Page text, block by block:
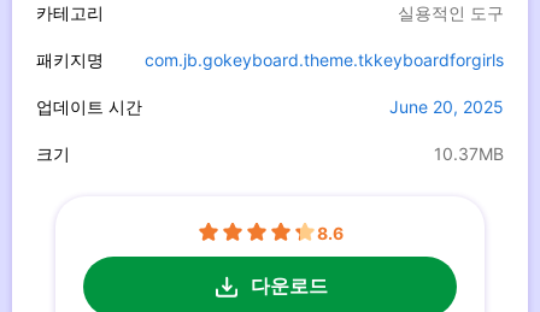
카테고리 실용적인 도구
패키지명 com.jb.gokeyboard.theme.tkkeyboardforgirls
업데이트 시간 June 20, 2025
크기 10.37MB
8.6
다운로드